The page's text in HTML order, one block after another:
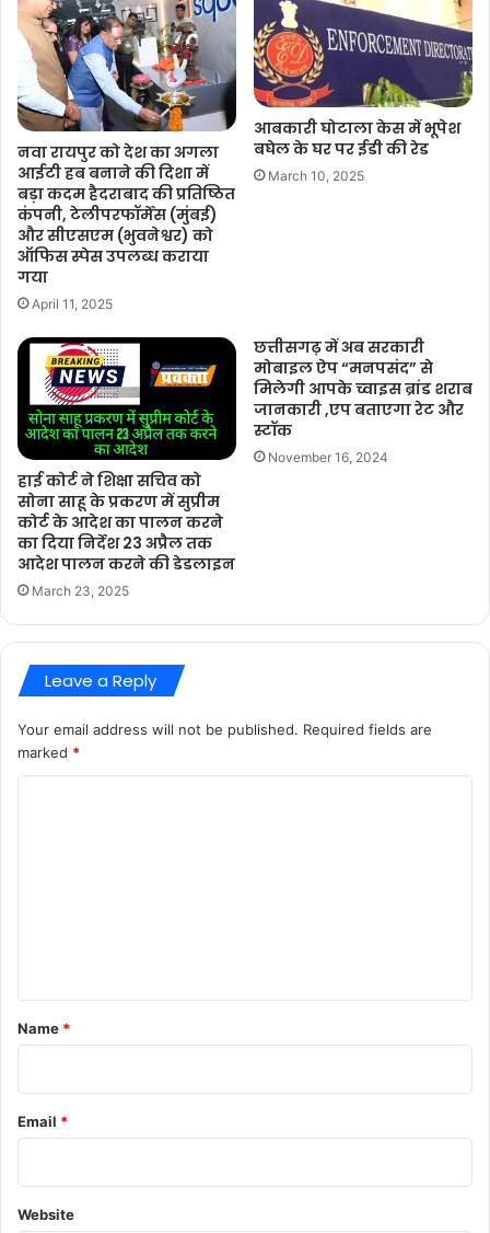
नवा रायपुर को देश का अगला
आईटी हब बनाने की दिशा में
बड़ा कदम हैदराबाद की प्रतिष्ठित
कंपनी, टेलीपरफॉर्मेंस (मुंबई)
और सीएसएम (भुवनेश्वर) को
ऑफिस स्पेस उपलब्ध कराया
गया
April 11, 2025
आबकारी घोटाला केस में भूपेश
बघेल के घर पर ईडी की रेड
March 10, 2025
हाई कोर्ट ने शिक्षा सचिव को
सोना साहू के प्रकरण में सुप्रीम
कोर्ट के आदेश का पालन करने
का दिया निर्देश 23 अप्रैल तक
आदेश पालन करने की डेडलाइन
March 23, 2025
छत्तीसगढ़ में अब सरकारी
मोबाइल ऐप “मनपसंद” से
मिलेगी आपके च्वाइस ब्रांड शराब
जानकारी ,एप बताएगा रेट और
स्टॉक
November 16, 2024
Leave a Reply
Your email address will not be published. Required fields are
marked *
*
Name *
Email *
Website